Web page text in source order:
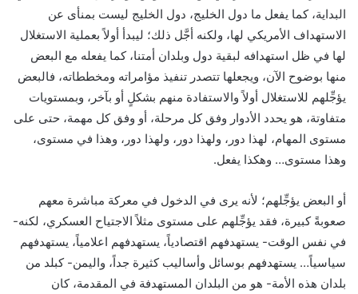
البداية، كما يفعل ما دول الخليج، دول الخليج ليست بمنأى عن
الاستهداف الأمريكي لها، ولكنه أجَّل ذلك؛ ليبدأ أولاً بعملية الاستغلال
لها في ظل استهدافه لبقية دول وبلدان أمتنا، كما يفعله مع البعض
منها بوضوح الآن، ويجعلها تتصدر تنفيذ مؤامراته ومخططاته، فالبعض
يؤجِّلهم للاستغلال أولاً والاستفادة منهم بشكلٍ أو بآخر، وبمستويات
متفاوتة، هو يحدد الأدوار وفق كل مرحلة، أو وفق كل مهمة، حتى على
مستوى المهام، لهذا دور، ولهذا دور، ولهذا دور، وهذا في مستوى،
وهذا مستوى… وهكذا يفعل.
أو البعض يؤجِّلهم؛ لأنه يرى في الدخول في معركة مباشرة معهم
صعوبةً كبيرة، فقد يؤجِّلهم على مستوى مثلاً الاجتياح العسكري، لكنه-
في نفس الوقت- يستهدفهم اقتصادياً، يستهدفهم اعلامياً، يستهدفهم
سياسياً… يستهدفهم بوسائل وأساليب كثيرة جداً، واليمن- كبلد من
بلدان هذه الأمة- هو من البلدان المستهدفة في المقدمة، كان